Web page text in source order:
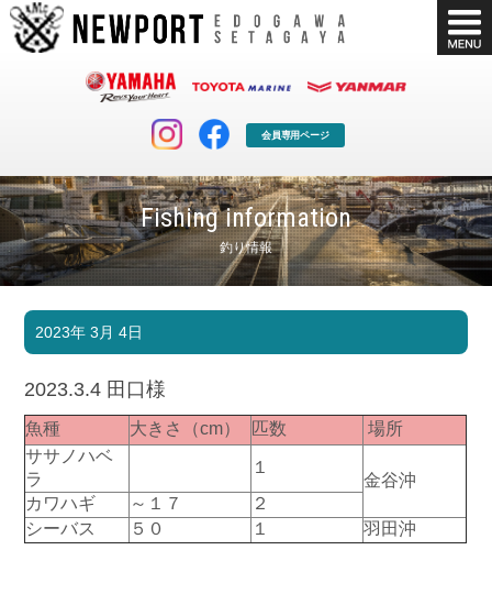
会員専用ページ
Fishing information
釣り情報
マリンクラブ
マリンライフを堪能したい！
ボート販売
ボート免許
長年の実績と信頼！
店舗情報 公式ブログ
お問い合わせ
Contact us
会社概要
Company
2023年 3月 4日
2023.3.4 田口様
魚種 大きさ（cm） 匹数
場所
ササノハベ
ラ
１
金谷沖
カワハギ
～１７
２
シーバス
５０ １ 羽田沖